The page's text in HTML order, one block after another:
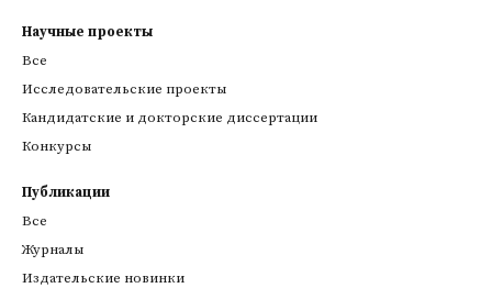
Научные проекты
Все
Исследовательские проекты
Кандидатские и докторские диссертации
Конкурсы
Публикации
Все
Журналы
Издательские новинки